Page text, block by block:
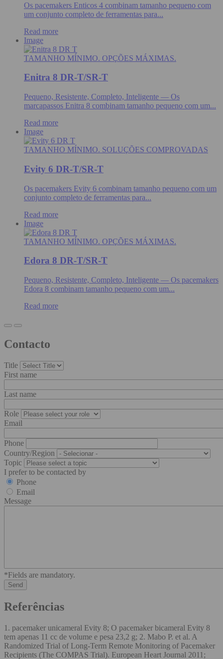
Os pacemakers Enticos 4 combinam tamanho pequeno com
um conjunto completo de ferramentas para...
Read more
Image
TAMANHO MÍNIMO. OPÇÕES MÁXIMAS.
Enitra 8 DR-T/SR-T
Pequeno, Resistente, Completo, Inteligente — Os
marcapassos Enitra 8 combinam tamanho pequeno com um...
Read more
Image
TAMANHO MÍNIMO. SOLUÇÕES COMPROVADAS
Evity 6 DR-T/SR-T
Os pacemakers Evity 6 combinam tamanho pequeno com um
conjunto completo de ferramentas para...
Read more
Image
TAMANHO MÍNIMO. OPÇÕES MÁXIMAS.
Edora 8 DR-T/SR-T
Pequeno, Resistente, Completo, Inteligente — Os pacemakers
Edora 8 combinam tamanho pequeno com um...
Read more
Contacto
Title
First name
Last name
Role
Email
Phone
Country/Region
Topic
I prefer to be contacted by
Phone
Email
Message
*Fields are mandatory.
Referências
1. pacemaker unicameral Evity 8; O pacemaker bicameral Evity 8
tem apenas 11 cc de volume e pesa 23,2 g; 2. Mabo P. et al. A
Randomized Trial of Long-Term Remote Monitoring of Pacemaker
Recipients (The COMPAS Trial). European Heart Journal 2011;